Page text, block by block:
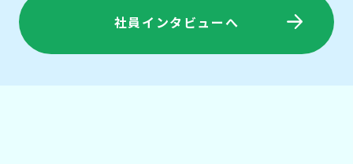
社員インタビューへ